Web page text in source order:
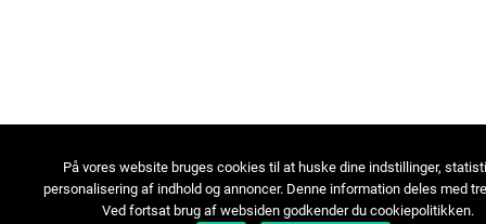
På vores website bruges cookies til at huske dine indstillinger,
personalisering af indhold og annoncer. Denne information deles med
Ved fortsat brug af websiden godkender du cookiepolitikken.